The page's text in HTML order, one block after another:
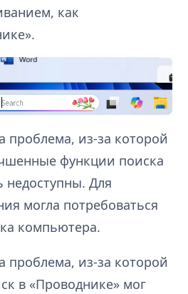
как
проблема, из-за которой
функции поиска
недоступны. Для
могла потребоваться
компьютера.
проблема, из-за которой
в «Проводнике» мог